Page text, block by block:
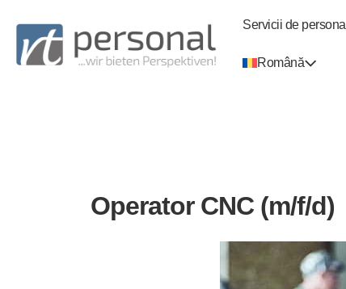
Servicii de personal
Română
Operator CNC (m/f/d)